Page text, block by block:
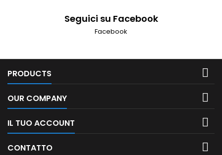
pasticceria. stampo
pasticceria.
Seguici su Facebook
Facebook
PRODUCTS 
OUR COMPANY 
IL TUO ACCOUNT 
CONTATTO 